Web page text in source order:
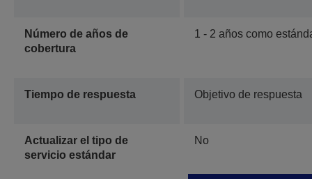
Número de años de
cobertura
1 - 2 años como
Tiempo de respuesta Objetivo de respuesta
Actualizar el tipo de
servicio estándar
No